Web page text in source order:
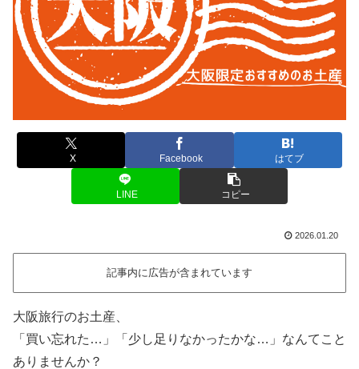
X Facebook はてブ
LINE コピー
2026.01.20
記事内に広告が含まれています
大阪旅行のお土産、
「買い忘れた…」「少し足りなかったかな…」なんてこと
ありませんか？